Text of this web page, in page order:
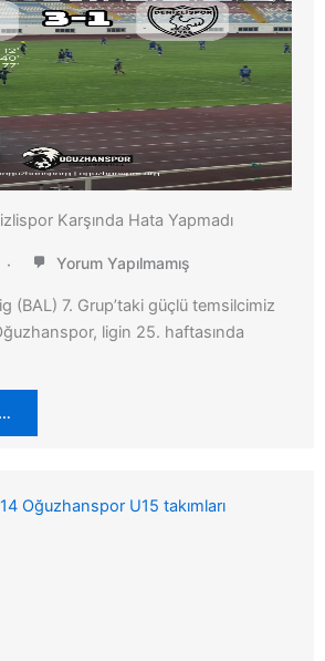
Karşında Hata Yapmadı
Yorum Yapılmamış
(BAL) 7. Grup’taki güçlü temsilcimiz
ligin 25. haftasında